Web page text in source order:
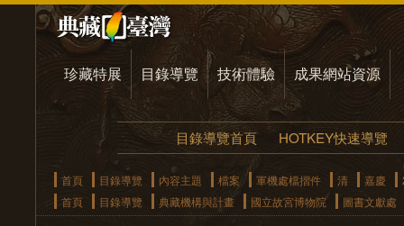
珍藏特展 目錄導覽 技術體驗 成果網站資源
目錄導覽首頁 HOTKEY快速導覽
首頁 目錄導覽 內容主題 檔案 軍機處檔摺件 清 嘉慶
首頁
目錄導覽 典藏機構與計畫 國立故宮博物院 圖書文獻處